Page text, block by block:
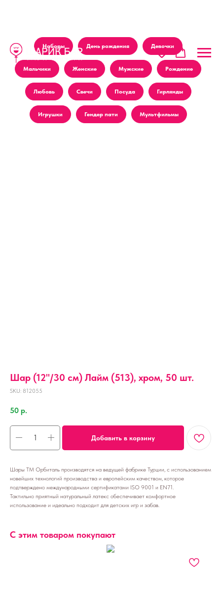
Наборы День рождения Девочки
Мальчики Женские Мужские Рождение
Любовь Свечи Посуда Гирлянды
Игрушки Гендер пати Мультфильмы
Шар (12''/30 см) Лайм (513), хром, 50 шт.
SKU: 812055
50 р.
Добавить в корзину
Шары ТМ Орбиталь производятся на ведущей фабрике Турции, с использованием
новейших технологий производства и европейским качеством, которое
подтверждено международными сертификатами ISO 9001 и EN71.
Тактильно приятный натуральный латекс обеспечивает комфортное
использование и идеально подходит для детских игр и забав.
С этим товаром покупают